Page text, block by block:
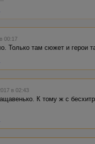
Кстати, это все к тому же
лет в 5-6: роди мне
утрирован под детско-
00:17
Только там сюжет и герои
в 02:43
К тому ж с